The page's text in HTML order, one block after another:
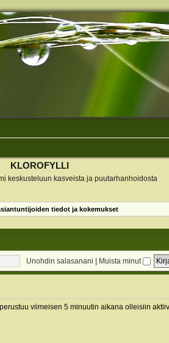
KLOROFYLLI
keskusteluun kasveista ja puutarhanhoidosta
tiedot ja kokemukset
Unohdin salasanani | Muista minut
viimeisen 5 minuutin aikana olleisiin